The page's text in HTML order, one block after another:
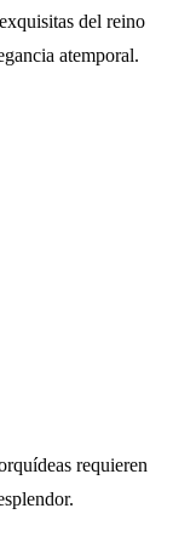
del reino
atemporal.
requieren